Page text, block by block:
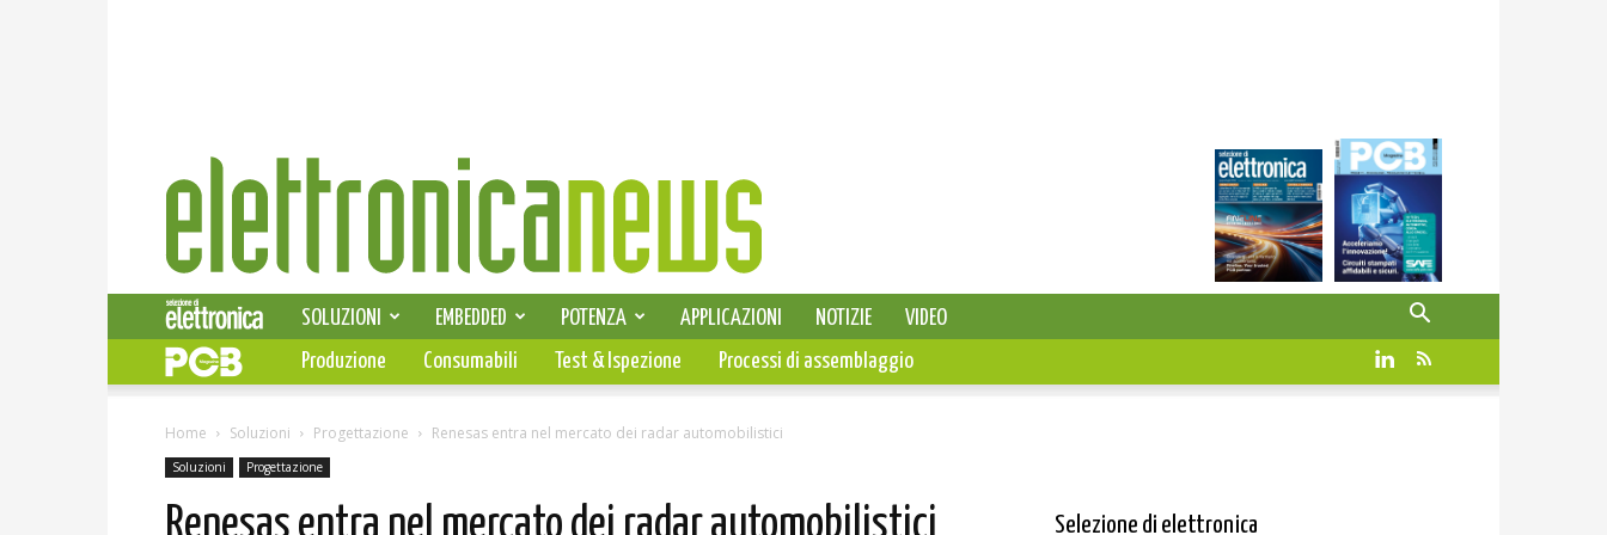
Elettronica
News
SELEZIONE DI ELETTRONICA
SOLUZIONI EMBEDDED POTENZA APPLICAZIONI NOTIZIE
VIDEO
PCB
Produzione Consumabili Test & Ispezione Processi di assemblaggio
Home Soluzioni Progettazione Renesas entra nel mercato dei radar automobilistici
Soluzioni Progettazione
Renesas entra nel mercato dei radar automobilistici Selezione di elettronica